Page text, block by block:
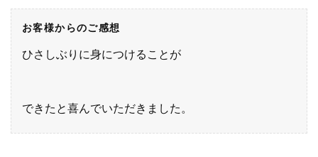
お客様からのご感想
ひさしぶりに身につけることが
できたと喜んでいただきました。